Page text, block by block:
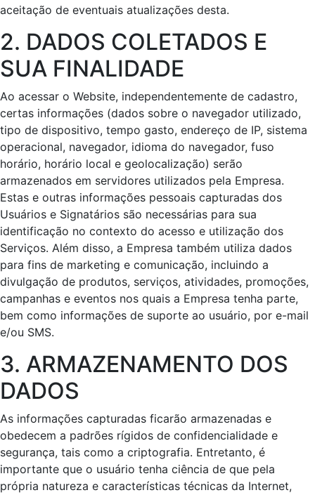
aceitação de eventuais atualizações desta.
2. DADOS COLETADOS E
SUA FINALIDADE
Ao acessar o Website, independentemente de cadastro,
certas informações (dados sobre o navegador utilizado,
tipo de dispositivo, tempo gasto, endereço de IP, sistema
operacional, navegador, idioma do navegador, fuso
horário, horário local e geolocalização) serão
armazenados em servidores utilizados pela Empresa.
Estas e outras informações pessoais capturadas dos
Usuários e Signatários são necessárias para sua
identificação no contexto do acesso e utilização dos
Serviços. Além disso, a Empresa também utiliza dados
para fins de marketing e comunicação, incluindo a
divulgação de produtos, serviços, atividades, promoções,
campanhas e eventos nos quais a Empresa tenha parte,
bem como informações de suporte ao usuário, por e-mail
e/ou SMS.
3. ARMAZENAMENTO DOS
DADOS
As informações capturadas ficarão armazenadas e
obedecem a padrões rígidos de confidencialidade e
segurança, tais como a criptografia. Entretanto, é
importante que o usuário tenha ciência de que pela
própria natureza e características técnicas da Internet,